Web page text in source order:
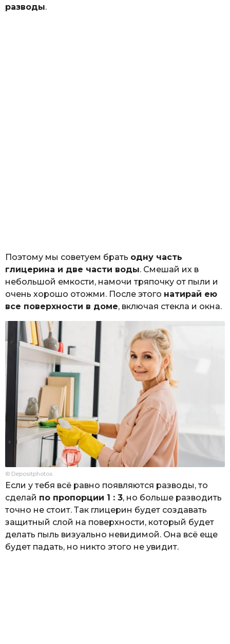
разводы.
Поэтому мы советуем брать одну часть
глицерина и две части воды. Смешай их в
небольшой емкости, намочи тряпочку от пыли и
очень хорошо отожми. После этого натирай ею
все поверхности в доме, включая стекла и окна.
© Depositphotos
Если у тебя всё равно появляются разводы, то
сделай по пропорции 1 : 3, но больше разводить
точно не стоит. Так глицерин будет создавать
защитный слой на поверхности, который будет
делать пыль визуально невидимой. Она всё еще
будет падать, но никто этого не увидит.